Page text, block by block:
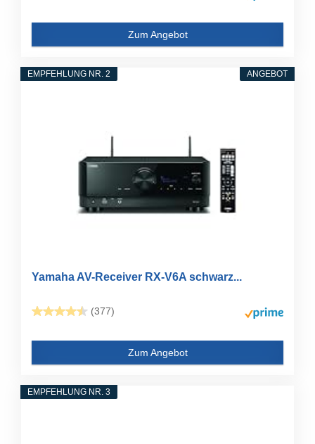
Zum Angebot
ANGEBOT
EMPFEHLUNG NR. 2
Yamaha AV-Receiver RX-V6A schwarz...
(377)
Zum Angebot
EMPFEHLUNG NR. 3